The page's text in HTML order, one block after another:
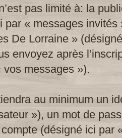
pas limité à: la
par « messages invités
De Lorraine »
envoyez après
messages »).
au minimum un
»), un mot de
(désigné ici par